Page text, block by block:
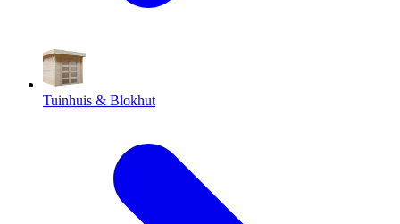
Tuinhuis & Blokhut